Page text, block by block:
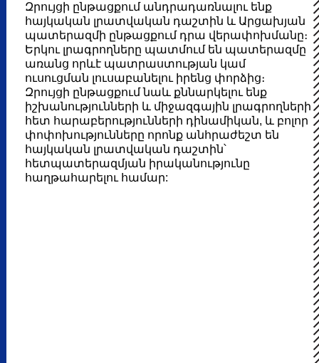
Զրույցի ընթացքում անդրադառնալու ենք
հայկական լրատվական դաշտին և Արցախյան
պատերազմի ընթացքում դրա վերափոխմանը։
Երկու լրագրողները պատմում են պատերազմը
առանց որևէ պատրաստության կամ
ուսուցման լուսաբանելու իրենց փորձից։
Զրույցի ընթացքում նաև քննարկելու ենք
իշխանությունների և միջազգային լրագրողների
հետ հարաբերությունների դինամիկան, և բոլոր
փոփոխությունները որոնք անհրաժեշտ են
հայկական լրատվական դաշտին՝
հետպատերազմյան իրականությունը
հաղթահարելու համար: